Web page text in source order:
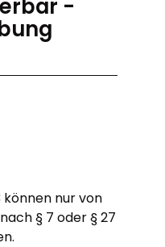
-
nur von
§ 7 oder § 27